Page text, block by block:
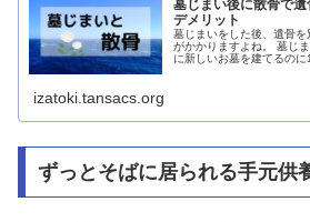
墓じまい後に散骨で
デメリット
墓じまいをした後、遺骨
がかかりますよね。 墓じまいだけで23万～75万円、さら
に新しいお墓を建てるの
izatoki.tansacs.org
ずっとそばに居られる手元供